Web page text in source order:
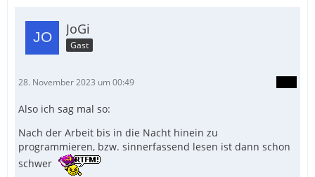
EndFunc
JoGi
Gast
28. November 2023 um 00:49
Also ich sag mal so:
Nach der Arbeit bis in die Nacht hinein zu
programmieren, bzw. sinnerfassend lesen ist dann schon
schwer